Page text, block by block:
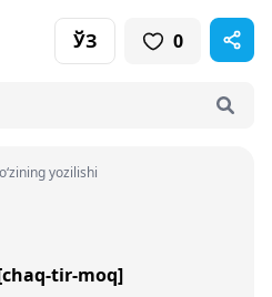
ЎЗ 0
yozilishi
tir-moq]